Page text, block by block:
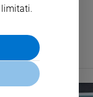
limitati.